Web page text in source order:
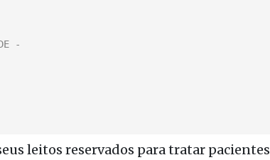
leitos reservados para tratar pacientes